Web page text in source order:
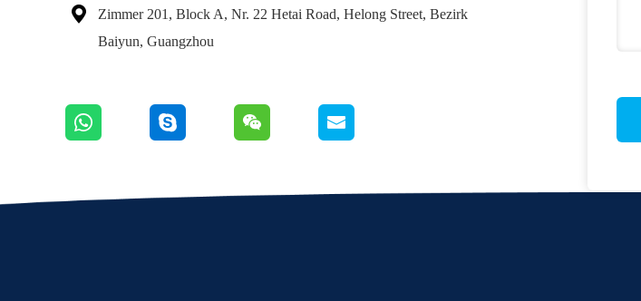

Zimmer 201, Block A, Nr. 22 Hetai Road, Helong Street, Bezirk
Baiyun, Guangzhou